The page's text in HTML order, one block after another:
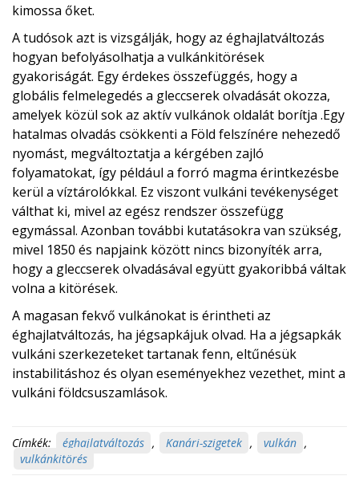
kimossa őket.
A tudósok azt is vizsgálják, hogy az éghajlatváltozás
hogyan befolyásolhatja a vulkánkitörések
gyakoriságát. Egy érdekes összefüggés, hogy a
globális felmelegedés a gleccserek olvadását okozza,
amelyek közül sok az aktív vulkánok oldalát borítja .Egy
hatalmas olvadás csökkenti a Föld felszínére nehezedő
nyomást, megváltoztatja a kérgében zajló
folyamatokat, így például a forró magma érintkezésbe
kerül a víztárolókkal. Ez viszont vulkáni tevékenységet
válthat ki, mivel az egész rendszer összefügg
egymással. Azonban további kutatásokra van szükség,
mivel 1850 és napjaink között nincs bizonyíték arra,
hogy a gleccserek olvadásával együtt gyakoribbá váltak
volna a kitörések.
A magasan fekvő vulkánokat is érintheti az
éghajlatváltozás, ha jégsapkájuk olvad. Ha a jégsapkák
vulkáni szerkezeteket tartanak fenn, eltűnésük
instabilitáshoz és olyan eseményekhez vezethet, mint a
vulkáni földcsuszamlások.
Címkék: éghajlatváltozás , Kanári-szigetek , vulkán ,
vulkánkitörés